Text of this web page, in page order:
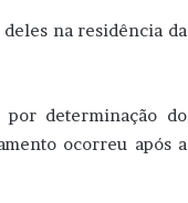
na residência da
determinação do
ocorreu após a